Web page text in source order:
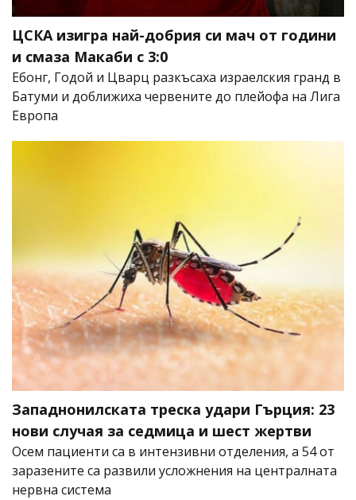
ЦСКА изигра най-добрия си мач от години
и смаза Макаби с 3:0
Ебонг, Годой и Цварц разкъсаха израелския гранд в
Батуми и доближиха червените до плейофа на Лига
Европа
Западнонилската треска удари Гърция: 23
нови случая за седмица и шест жертви
Осем пациенти са в интензивни отделения, а 54 от
заразените са развили усложнения на централната
нервна система